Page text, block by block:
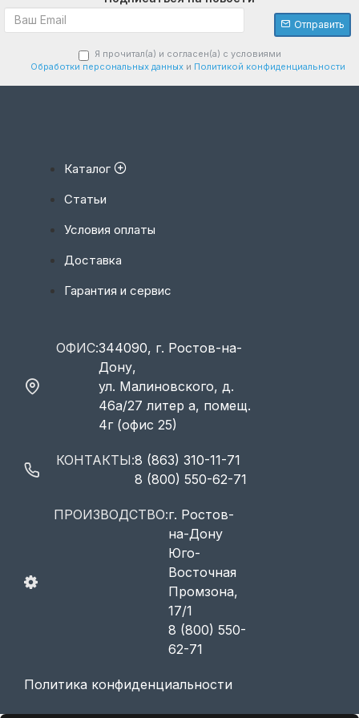
Отправить
Я прочитал(а) и согласен(а) с условиями
Обработки персональных данныхи Политикой конфиденциальности
Каталог
Статьи
Условия оплаты
Доставка
Гарантия и сервис
ОФИС:344090, г. Ростов-на-
Дону,
ул. Малиновского, д.
46а/27 литер а, помещ.
4г (офис 25)
КОНТАКТЫ:8 (863) 310-11-71
8 (800) 550-62-71
ПРОИЗВОДСТВО:г. Ростов-
на-Дону
Юго-
Восточная
Промзона,
17/1
8 (800) 550-
62-71
Политика конфиденциальности